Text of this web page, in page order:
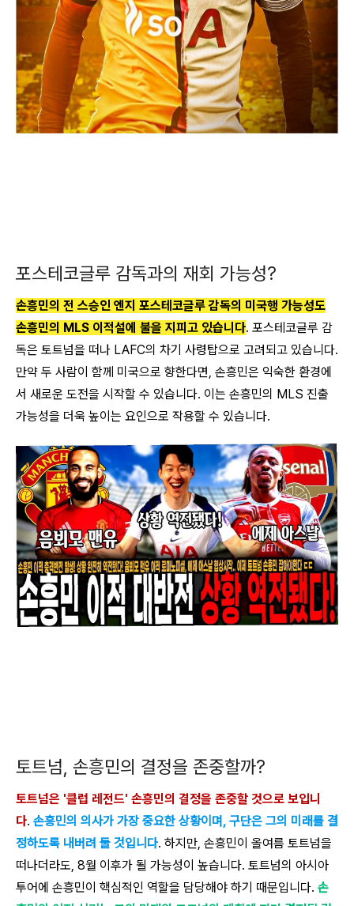
포스테코글루 감독과의 재회 가능성?
손흥민의 전 스승인 엔지 포스테코글루 감독의 미국행 가능성도
손흥민의 MLS 이적설에 불을 지피고 있습니다. 포스테코글루 감
독은 토트넘을 떠나 LAFC의 차기 사령탑으로 고려되고 있습니다.
만약 두 사람이 함께 미국으로 향한다면, 손흥민은 익숙한 환경에
서 새로운 도전을 시작할 수 있습니다. 이는 손흥민의 MLS 진출
가능성을 더욱 높이는 요인으로 작용할 수 있습니다.
토트넘, 손흥민의 결정을 존중할까?
토트넘은 '클럽 레전드' 손흥민의 결정을 존중할 것으로 보입니
다. 손흥민의 의사가 가장 중요한 상황이며, 구단은 그의 미래를 결
정하도록 내버려 둘 것입니다. 하지만, 손흥민이 올여름 토트넘을
떠나더라도, 8월 이후가 될 가능성이 높습니다. 토트넘의 아시아
투어에 손흥민이 핵심적인 역할을 담당해야 하기 때문입니다. 손